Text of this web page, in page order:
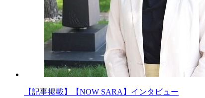
【記事掲載】【NOW SARA】インタビュー